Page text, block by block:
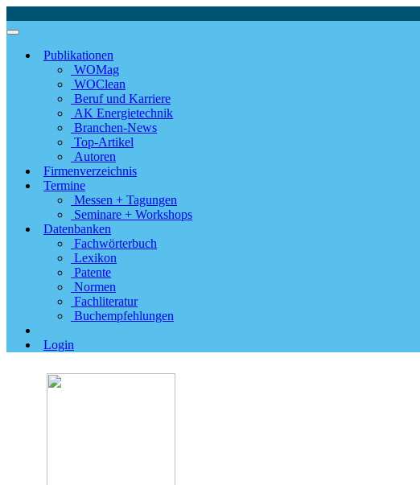
Publikationen
WOMag
WOClean
Beruf und Karriere
AK Energietechnik
Branchen-News
Top-Artikel
Autoren
Firmenverzeichnis
Termine
Messen + Tagungen
Seminare + Workshops
Datenbanken
Fachwörterbuch
Lexikon
Patente
Normen
Fachliteratur
Buchempfehlungen
Login